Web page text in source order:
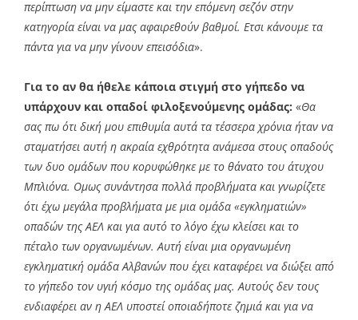
περίπτωση να μην είμαστε και την επόμενη σεζόν στην
κατηγορία είναι να μας αφαιρεθούν βαθμοί. Ετσι κάνουμε τα
πάντα για να μην γίνουν επεισόδια».
Για το αν θα ήθελε κάποια στιγμή στο γήπεδο να
υπάρχουν και οπαδοί φιλοξενούμενης ομάδας: «Θα
σας πω ότι δική μου επιθυμία αυτά τα τέσσερα χρόνια ήταν να
σταματήσει αυτή η ακραία εχθρότητα ανάμεσα στους οπαδούς
των δυο ομάδων που κορυφώθηκε με το θάνατο του άτυχου
Μπλιόνα. Ομως συνάντησα πολλά προβλήματα και γνωρίζετε
ότι έχω μεγάλα προβλήματα με μια ομάδα «εγκληματιών»
οπαδών της ΑΕΛ και για αυτό το λόγο έχω κλείσει και το
πέταλο των οργανωμένων. Αυτή είναι μια οργανωμένη
εγκληματική ομάδα Αλβανών που έχει καταφέρει να διώξει από
το γήπεδο τον υγιή κόσμο της ομάδας μας. Αυτούς δεν τους
ενδιαφέρει αν η ΑΕΛ υποστεί οποιαδήποτε ζημιά και για να